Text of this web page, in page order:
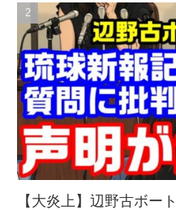
【大炎上】辺野古ボー